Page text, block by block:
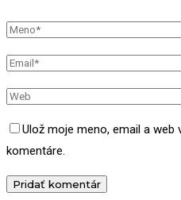
Ulož moje meno, email a
komentáre.